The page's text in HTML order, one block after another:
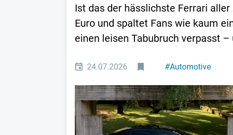
Ist das der hässlichste Ferrari
Euro und spaltet Fans wie kaum
einen leisen Tabubruch verpasst
24.07.2026 #Automotive